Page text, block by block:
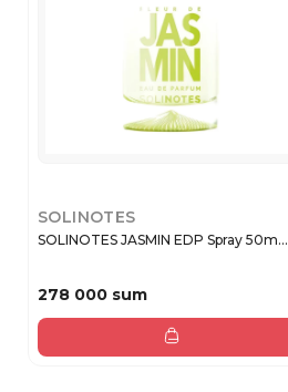
SOLINOTES
SOLINOTES JASMIN EDP Spray 50m...
278 000 sum